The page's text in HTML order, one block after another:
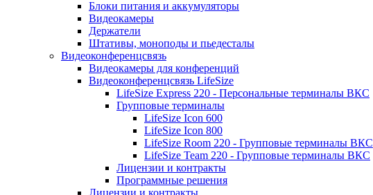
Блоки питания и аккумуляторы
Видеокамеры
Держатели
Штативы, моноподы и пьедесталы
Видеоконференцсвязь
Видеокамеры для конференций
Видеоконференцсвязь LifeSize
LifeSize Express 220 - Персональные терминалы ВКС
Групповые терминалы
LifeSize Icon 600
LifeSize Icon 800
LifeSize Room 220 - Групповые терминалы ВКС
LifeSize Team 220 - Групповые терминалы ВКС
Лицензии и контракты
Программные решения
Лицензии и контракты